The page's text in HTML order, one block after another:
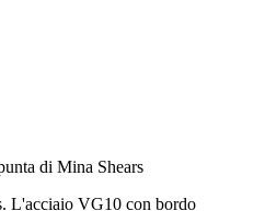
di Mina Shears
L'acciaio VG10 con bordo